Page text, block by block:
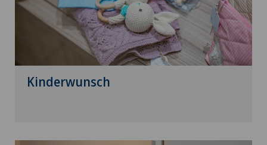
Kinderwunsch